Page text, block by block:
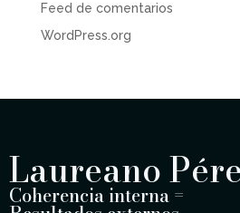
Feed de comentarios
WordPress.org
Laureano
Coherencia interna =